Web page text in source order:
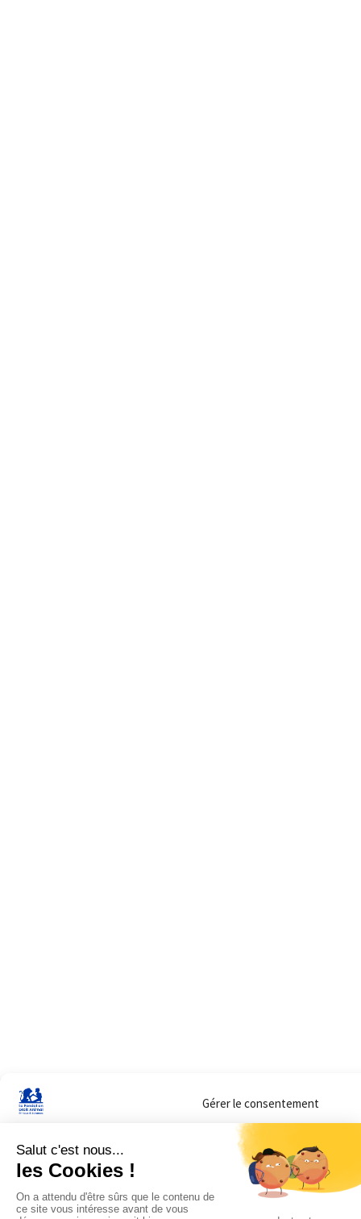
Gérer le consentement
Sur ce site, nous utilisons des cookies pour mesurer notre audience et vous
lorsque vous y consentez. Vous pouvez sélectionner ceux que vous autorisez
navigation.